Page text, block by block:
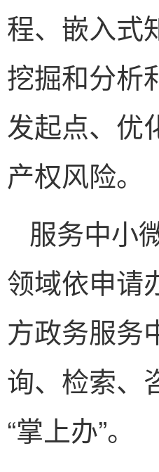
程、嵌入式
挖掘和分析
发起点、优
产权风险。
服务中小
领域依申请
方政务服务
询、检索、
“掌上办”。